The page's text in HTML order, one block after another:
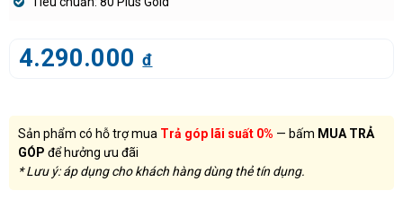
4.290.000 đ
Sản phẩm có hỗ trợ mua Trả góp lãi suất 0% — bấm MUA TRẢ
GÓP để hưởng ưu đãi
* Lưu ý: áp dụng cho khách hàng dùng thẻ tín dụng.